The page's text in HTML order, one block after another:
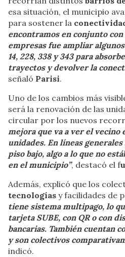
esa situación, el municipio
para sostener la
encontramos en conjunto
empresas fue ampliar
14, 228, 338 y 343 para
trayectos y devolver la
señaló Parisi.
Uno de los cambios más
será la renovación de las
circular por los nuevos
mejora que va a ver el vecino
unidades. En líneas
piso bajo, algo a lo que no
en el municipio”, destacó el f
Además, explicó que los
tecnologías y facilidades de
tiene sistema multipago, lo
tarjeta SUBE, con QR o con
bancarias. También cuentan
y son colectivos
indicó.